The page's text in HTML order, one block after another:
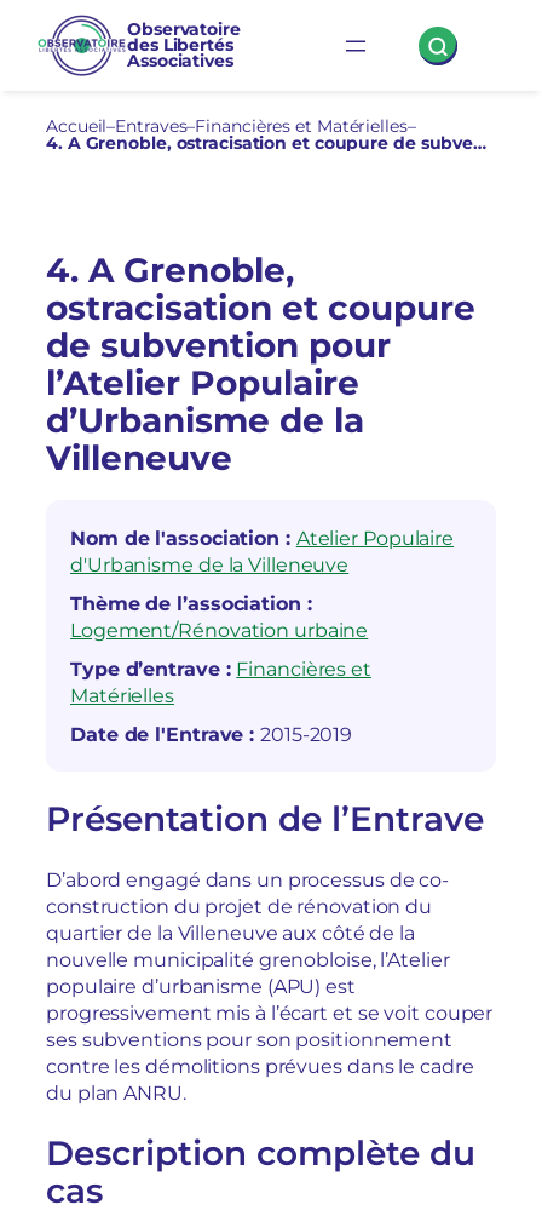
contenu
Observatoire
des Libertés
Associatives
Accueil–Entraves–Financières et Matérielles–
4. A Grenoble, ostracisation et coupure de subvention pour l’Atelier Populaire d’Urbanisme de la Villeneuve
4. A Grenoble,
ostracisation et coupure
de subvention pour
l’Atelier Populaire
d’Urbanisme de la
Villeneuve
Nom de l'association : Atelier Populaire
d'Urbanisme de la Villeneuve
Thème de l’association :
Logement/Rénovation urbaine
Type d’entrave : Financières et
Matérielles
Date de l'Entrave : 2015-2019
Présentation de l’Entrave
D’abord engagé dans un processus de co-
construction du projet de rénovation du
quartier de la Villeneuve aux côté de la
nouvelle municipalité grenobloise, l’Atelier
populaire d’urbanisme (APU) est
progressivement mis à l’écart et se voit couper
ses subventions pour son positionnement
contre les démolitions prévues dans le cadre
du plan ANRU.
Description complète du
cas